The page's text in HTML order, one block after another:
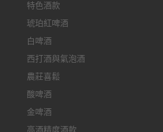
特色酒款
琥珀紅啤酒
白啤酒
西打酒與氣泡酒
農莊喜鬆
酸啤酒
金啤酒
高酒精度酒款